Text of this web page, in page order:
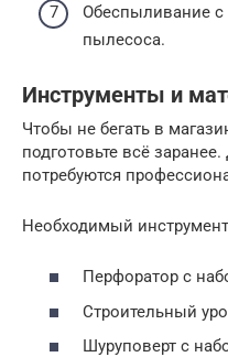
Обеспыливание
пылесоса.
Инструменты и
Чтобы не бегать в
подготовьте всё
потребуются
Необходимый
Перфоратор с
Строительный
Шуруповерт с